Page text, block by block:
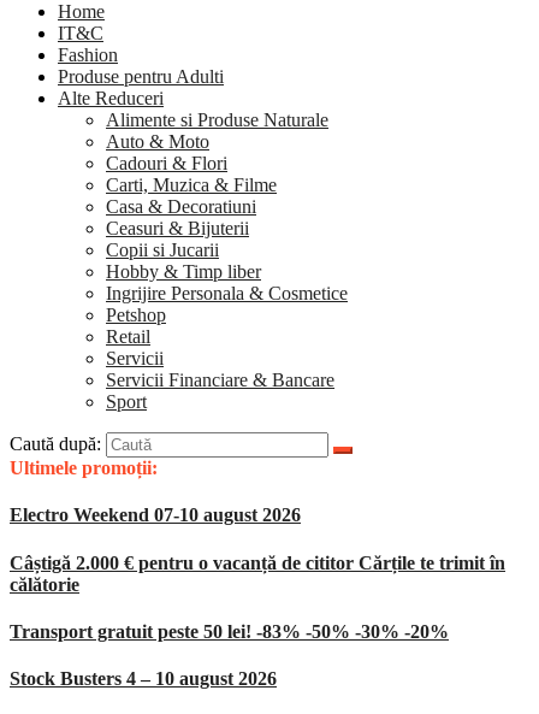
Home
IT&C
Fashion
Produse pentru Adulti
Alte Reduceri
Alimente si Produse Naturale
Auto & Moto
Cadouri & Flori
Carti, Muzica & Filme
Casa & Decoratiuni
Ceasuri & Bijuterii
Copii si Jucarii
Hobby & Timp liber
Ingrijire Personala & Cosmetice
Petshop
Retail
Servicii
Servicii Financiare & Bancare
Sport
Caută după:
Ultimele promoții:
Electro Weekend 07-10 august 2026
Câștigă 2.000 € pentru o vacanță de cititor Cărțile te trimit în
călătorie
Transport gratuit peste 50 lei! -83% -50% -30% -20%
Stock Busters 4 – 10 august 2026